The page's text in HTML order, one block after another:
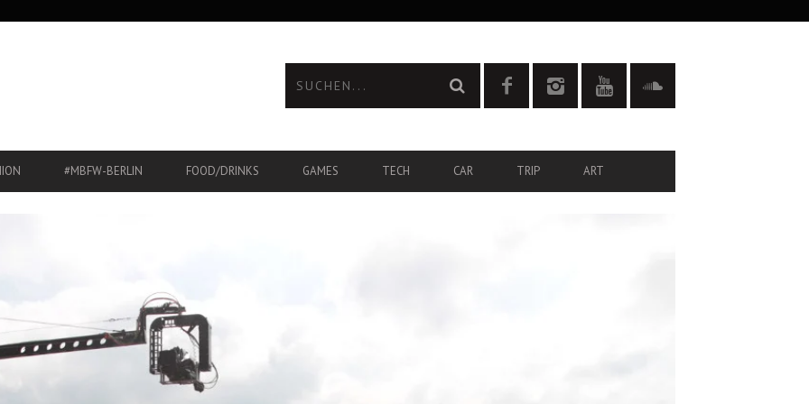
#MBFW-BERLIN FOOD/DRINKS GAMES TECH CAR TRIP ART